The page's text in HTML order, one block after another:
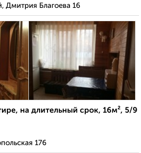
Дмитрия Благоева 16
на длительный срок, 16м², 5/9
176